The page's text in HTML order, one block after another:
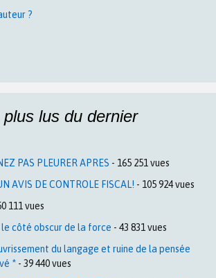
?
lus du dernier
PAS PLEURER APRES - 165 251 vues
AVIS DE CONTROLE FISCAL! - 105 924 vues
111 vues
le côté obscur de la force - 43 831 vues
du langage et ruine de la pensée
* - 39 440 vues